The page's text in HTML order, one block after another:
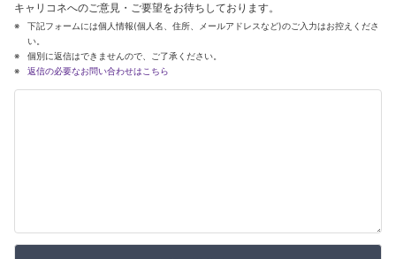
キャリコネへのご意見・ご要望をお待ちしております。
下記フォームには個人情報(個人名、住所、メールアドレスなど)のご入力はお控えくださ
い。
個別に返信はできませんので、ご了承ください。
返信の必要なお問い合わせはこちら